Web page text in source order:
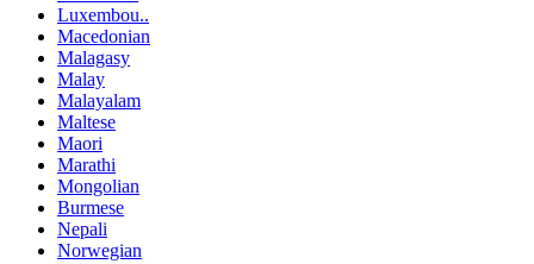
Luxembou..
Macedonian
Malagasy
Malay
Malayalam
Maltese
Maori
Marathi
Mongolian
Burmese
Nepali
Norwegian